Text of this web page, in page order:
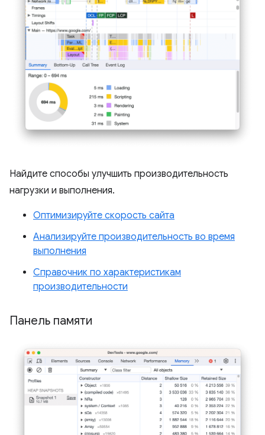
Найдите способы улучшить производительность
нагрузки и выполнения.
Оптимизируйте скорость сайта
Анализируйте производительность во время
выполнения
Справочник по характеристикам
производительности
Панель памяти